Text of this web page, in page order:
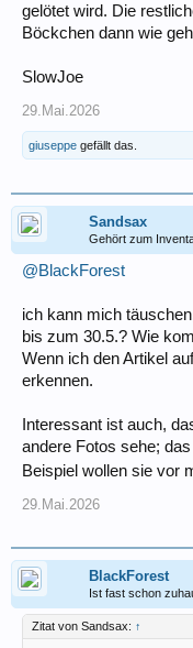
gelötet wird. Die
Böckchen dann wie
SlowJoe
29.Mai.2026
giuseppe gefällt das.
Sandsax
Gehört zum
@BlackForest
ich kann mich
bis zum 30.5.? Wie
Wenn ich den Artikel
erkennen.
Interessant ist auch,
andere Fotos sehe;
Beispiel wollen sie vor
29.Mai.2026
BlackForest
Ist fast schon
Zitat von Sandsax: ↑